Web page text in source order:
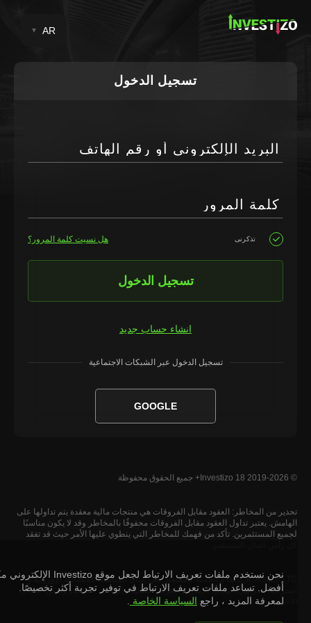
تسجيل الدخول
البريد الإلكتروني أو رقم الهاتف
كلمة المرور
تذكرنى هل نسيت كلمة المرور؟
تسجيل الدخول
انشاء حساب جديد
تسجيل الدخول عبر الشبكات الاجتماعية
GOOGLE
تحذير من المخاطر: العقود مقابل الفروقات هي منتجات مالية معقدة يتم تداولها على
الهامش. يعتبر تداول العقود مقابل الفروقات محفوفًا بالمخاطر وقد لا يكون مناسبًا
لجميع المستثمرين. تأكد من فهمك للمخاطر التي ينطوي عليها الأمر حيث قد تفقد
Investizo LTD. لا تقدم الخدمة للمقيمين في بلدان المنطقة الاقتصادية الأوروبية و
أستراليا, إسرائيل, اليابان, الإمارات العربية المتحدة, الولايات المتحدة وبعض البلدان
نحن نستخدم ملفات تعريف الارتباط لجعل موقع Investizo الإلكتروني مكانًا
أفضل. تساعد ملفات تعريف الارتباط في توفير تجربة أكثر تخصيصًا.
لمعرفة المزيد ، راجعالسياسة الخاصة.